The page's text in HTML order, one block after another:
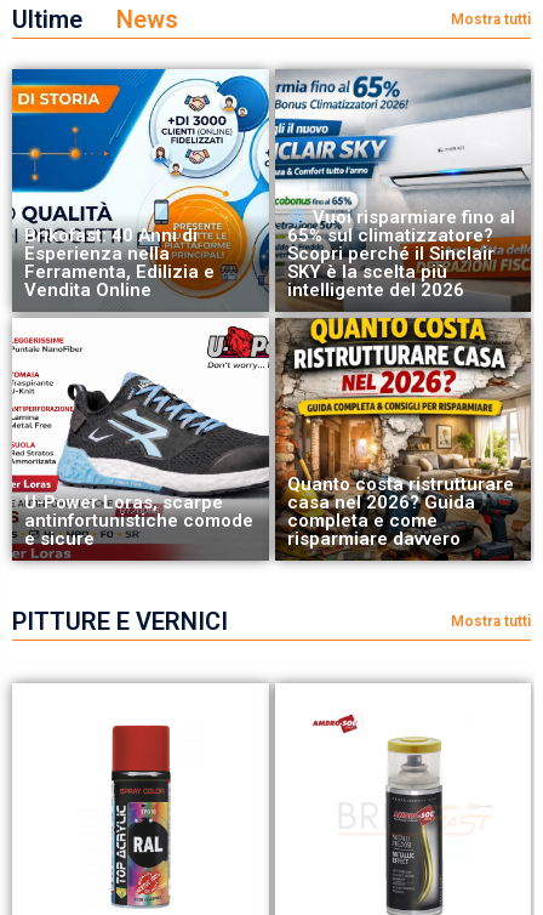
Ultime News Mostra tutti
Brikofast: 40 Anni di
Esperienza nella
Ferramenta, Edilizia e
Vendita Online
Vuoi risparmiare fino al
65% sul climatizzatore?
Scopri perché il Sinclair
SKY è la scelta più
intelligente del 2026
U-Power Loras, scarpe
antinfortunistiche comode
e sicure
Quanto costa ristrutturare
casa nel 2026? Guida
completa e come
risparmiare davvero
PITTURE E VERNICI Mostra tutti